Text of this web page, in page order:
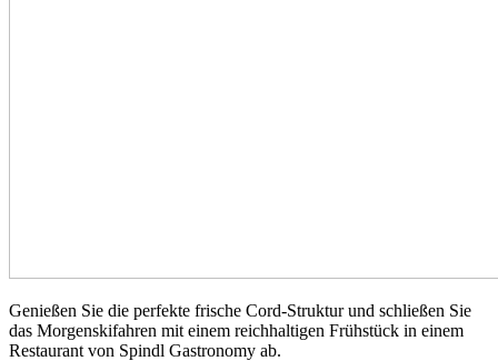
Genießen Sie die perfekte frische Cord-Struktur und schließen Sie
das Morgenskifahren mit einem reichhaltigen Frühstück in einem
Restaurant von Spindl Gastronomy ab.